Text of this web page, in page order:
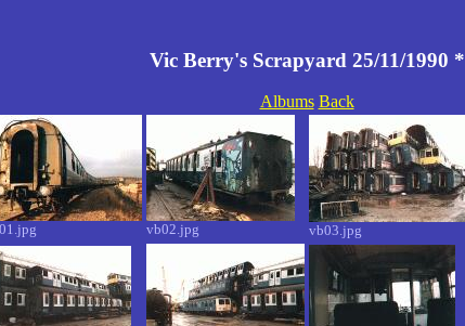
Vic Berry's Scrapyard 25/11/1990 *
Albums Back
vb02.jpg vb03.jpg